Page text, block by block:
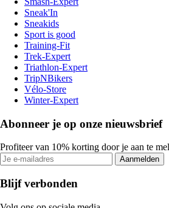
Sneak'In
Sneakids
Sport is good
Training-Fit
Trek-Expert
Triathlon-Expert
TripNBikers
Vélo-Store
Winter-Expert
Abonneer je op onze nieuwsbrief
Profiteer van 10% korting door je aan te
Aanmelden
Blijf verbonden